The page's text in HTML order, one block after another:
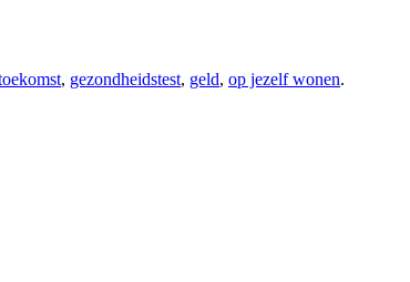
, gezondheidstest, geld, op jezelf wonen.